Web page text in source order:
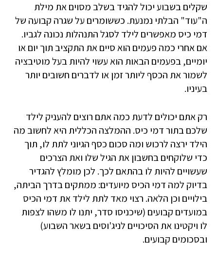
שקלים בשבוע יכול להגיד בשלב מסוים את מילת
ה"עוד" הבלתי נמנעת. כששומרים על שגרה קבועה של
דמי כיס מאפשרים לילד לסגל התנהלות נכונה לגביו.
אם אחרי כמה פעמים הוא סיים את התקציב תוך יום או
יומיים, בפעמים הבאות הוא עשוי להיות בעל מוטיבציה
לשמור את הכסף ליותר זמן או לדברים חשובים יותר
בעיניו.
רק אתם יכולים לדעת כמה אתם רוצים להעניק לילד
שלכם בתור דמי כיס. ההמלצה הכללית היא לחשוב מה
הילד ירצה לרכוש ומה סכום כסף הגיוני לתת לו, תוך
כדי שלוקחים בחשבון את הגיל שלו ואת הצרכים
שעשויים להיות לו בהתאם לכך. לכן מומלץ להגדיר
בדיוק למה דמי הכיס מיועדים: ממתקים בדרך הביתה,
בילויים וכן הלאה. רצוי מאד לתת לילד את דמי הכיס
במועדים קבועים (שיכניסו סדר, יתנו לו משהו לצפות
לו ויקטינו את הסיכויים לניג'וסים בשאר השבוע)
ובסכומים קבועים.